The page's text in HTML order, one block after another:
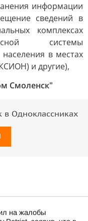
информации
сведений в
комплексах
системы
в местах
и другие),
Смоленск"
в Одноклассниках
на жалобы